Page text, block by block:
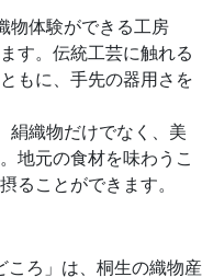
物体験ができる工房
す。伝統工芸に触れる
もに、手先の器用さを
絹織物だけでなく、美
地元の食材を味わうこ
ることができます。
ころ」は、桐生の織物産